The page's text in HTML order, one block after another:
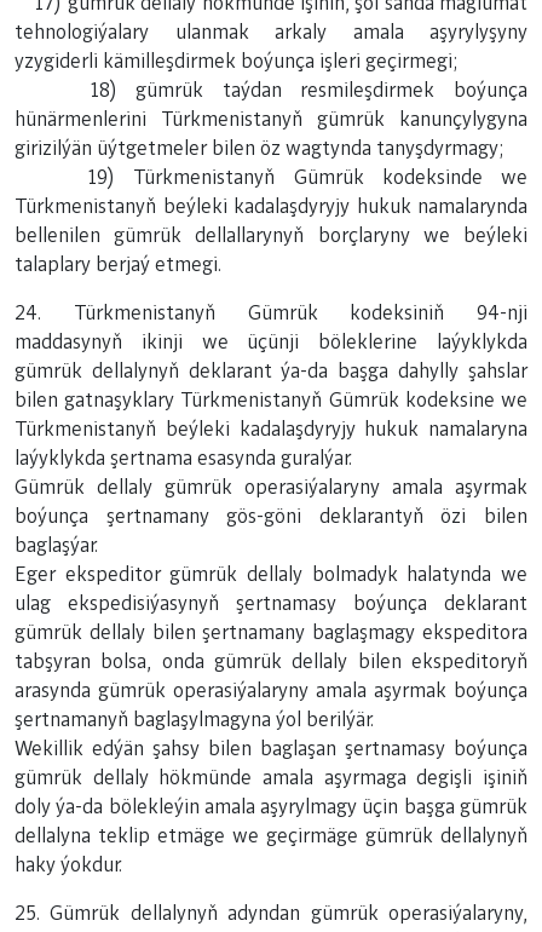
tehnologiýalary ulanmak arkaly amala aşyrylyşyny
yzygiderli kämilleşdirmek boýunça işleri geçirmegi;
18) gümrük taýdan resmileşdirmek boýunça
hünärmenlerini Türkmenistanyň gümrük kanunçylygyna
girizilýän üýtgetmeler bilen öz wagtynda tanyşdyrmagy;
19) Türkmenistanyň Gümrük kodeksinde we
Türkmenistanyň beýleki kadalaşdyryjy hukuk namalarynda
bellenilen gümrük dellallarynyň borçlaryny we beýleki
talaplary berjaý etmegi.
24. Türkmenistanyň Gümrük kodeksiniň 94-nji
maddasynyň ikinji we üçünji böleklerine laýyklykda
gümrük dellalynyň deklarant ýa-da başga dahylly şahslar
bilen gatnaşyklary Türkmenistanyň Gümrük kodeksine we
Türkmenistanyň beýleki kadalaşdyryjy hukuk namalaryna
laýyklykda şertnama esasynda guralýar.
Gümrük dellaly gümrük operasiýalaryny amala aşyrmak
boýunça şertnamany gös-göni deklarantyň özi bilen
baglaşýar.
Eger ekspeditor gümrük dellaly bolmadyk halatynda we
ulag ekspedisiýasynyň şertnamasy boýunça deklarant
gümrük dellaly bilen şertnamany baglaşmagy ekspeditora
tabşyran bolsa, onda gümrük dellaly bilen ekspeditoryň
arasynda gümrük operasiýalaryny amala aşyrmak boýunça
şertnamanyň baglaşylmagyna ýol berilýär.
Wekillik edýän şahsy bilen baglaşan şertnamasy boýunça
gümrük dellaly hökmünde amala aşyrmaga degişli işiniň
doly ýa-da bölekleýin amala aşyrylmagy üçin başga gümrük
dellalyna teklip etmäge we geçirmäge gümrük dellalynyň
haky ýokdur.
25. Gümrük dellalynyň adyndan gümrük operasiýalaryny,